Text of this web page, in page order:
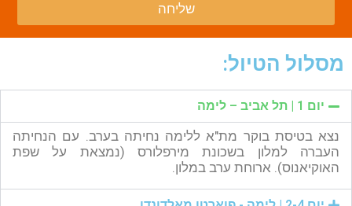
שליחה
מסלול הטיול:
יום 1 | תל אביב – לימה
נצא בטיסת בוקר מת"א ללימה נחיתה בערב. עם הנחיתה
העברה למלון בשכונת מירפלורס (נמצאת על שפת
האוקיאנוס). ארוחת ערב במלון.